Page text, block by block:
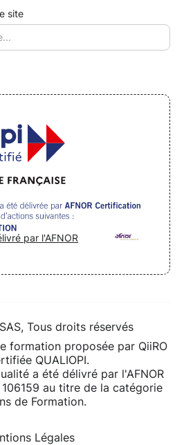
site
par l'AFNOR
Tous droits réservés
formation proposée par QiiRO
QUALIOPI.
a été délivré par l'AFNOR
au titre de la catégorie
de Formation.
Légales